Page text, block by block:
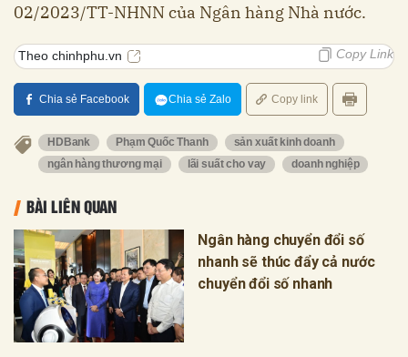
02/2023/TT-NHNN của Ngân hàng Nhà nước.
Theo chinhphu.vn Copy Link
Chia sẻ Facebook Chia sẻ Zalo Copy link
HDBank Phạm Quốc Thanh
sản xuất kinh doanh
ngân hàng thương mại
lãi suất cho vay doanh nghiệp
BÀI LIÊN QUAN
Ngân hàng chuyển đổi số
nhanh sẽ thúc đẩy cả nước
chuyển đổi số nhanh